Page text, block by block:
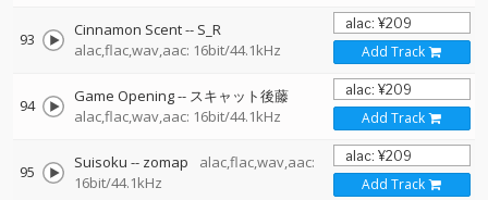
93 Cinnamon Scent-- S_R
alac,flac,wav,aac: 16bit/44.1kHz
Add Track
94 Game Opening-- スキャット後藤
alac,flac,wav,aac: 16bit/44.1kHz
Add Track
95 Suisoku -- zomap
alac,flac,wav,aac:
16bit/44.1kHz
Add Track